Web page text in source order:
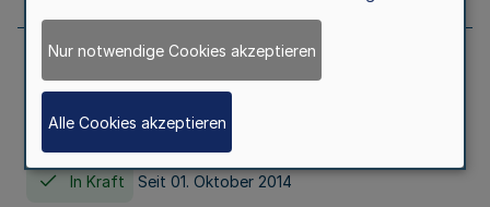
Gesetz über die Hochschulen des Landes
Nordrhein-Westfalen (Hochschulgesetz -
HG)
In Kraft Seit 01. Oktober 2014
Nur notwendige Cookies akzeptieren
Alle Cookies akzeptieren